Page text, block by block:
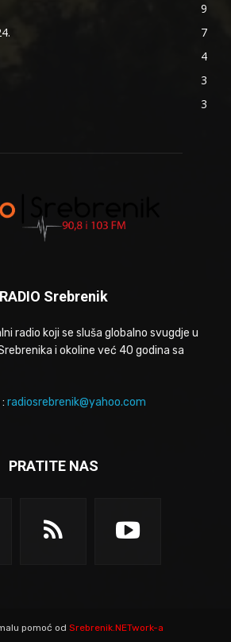
9
7
4
3
3
RADIO Srebrenik
radio koji se sluša globalno svugdje u
i okoline već 40 godina sa
radiosrebrenik@yahoo.com
PRATITE NAS
pomoć od Srebrenik.NETwork-a